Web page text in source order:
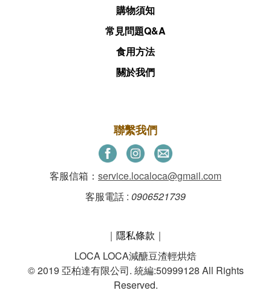
購物須知
常見問題Q&A
食用方法
關於我們
聯繫我們
客服信箱： service.localoca@gmail.com
客服電話 : 0906521739
｜ 隱私條款 ｜
LOCA LOCA減醣豆渣輕烘焙
© 2019 亞柏達有限公司. 統編:50999128 All Rights
Reserved.